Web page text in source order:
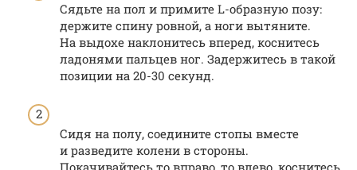
Сядьте на пол и примите L-образную позу:
держите спину ровной, а ноги вытяните.
На выдохе наклонитесь вперед, коснитесь
ладонями пальцев ног. Задержитесь в такой
позиции на 20-30 секунд.
Сидя на полу, соедините стопы вместе
и разведите колени в стороны.